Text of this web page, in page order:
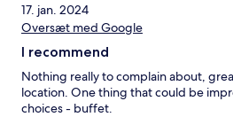
17. jan. 2024
Oversæt med Google
I recommend
Nothing really to complain about,
location. One thing that could be
choices - buffet.